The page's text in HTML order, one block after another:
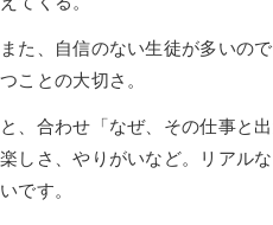
また、自信のない生徒が多いの
つことの大切さ。
と、合わせ「なぜ、その仕事と
楽しさ、やりがいなど。リアル
いです。